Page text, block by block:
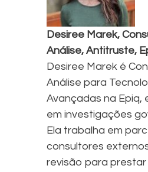
Desiree Marek,
Análise, Antitruste,
Desiree Marek é
Análise para
Avançadas na Epiq,
em investigações
Ela trabalha em
consultores
revisão para